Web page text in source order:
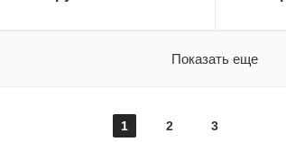
Показать еще
1 2 3